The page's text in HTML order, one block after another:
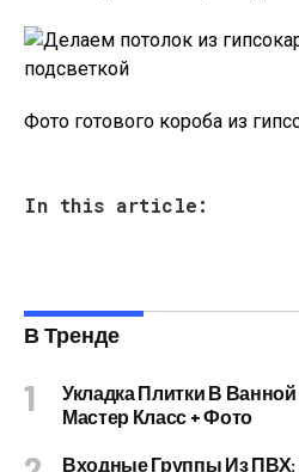
Фото готового короба из
In this article:
В Тренде
Укладка Плитки В
Мастер Класс + Фото
Входные Группы Из ПВХ: